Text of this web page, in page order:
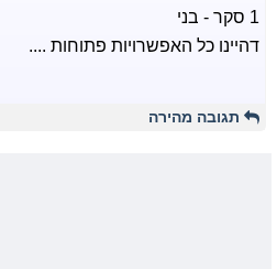
1 סקר - בני
דהיינו כל האפשרויות פתוחות ....
תגובה מהירה